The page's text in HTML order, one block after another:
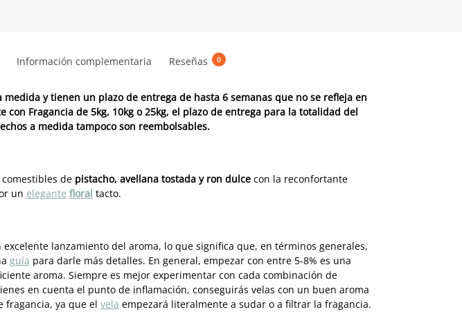
Información complementaria Reseñas 0
y tienen un plazo de entrega de hasta 6 semanas que no se refleja en
Fragancia de 5kg, 10kg o 25kg, el plazo de entrega para la totalidad del
a medida tampoco son reembolsables.
de pistacho, avellana tostada y ron dulcecon la reconfortante
un elegante floral tacto.
lanzamiento del aroma, lo que significa que, en términos generales,
guía para darle más detalles. En general, empezar con entre 5-8% es una
aroma. Siempre es mejor experimentar con cada combinación de
en cuenta el punto de inflamación, conseguirás velas con un buen aroma
fragancia, ya que el vela empezará literalmente a sudar o a filtrar la fragancia.